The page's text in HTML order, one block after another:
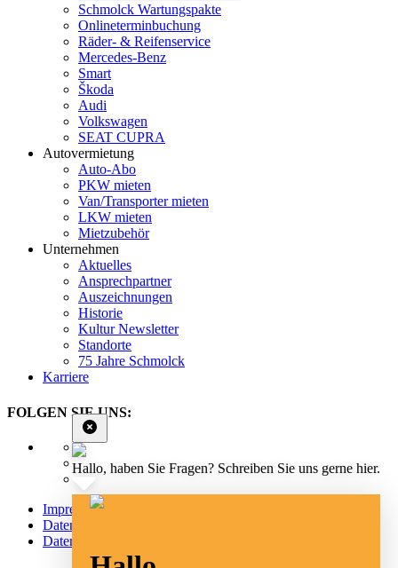
Schmolck Wartungspakte
Onlineterminbuchung
Räder- & Reifenservice
Mercedes-Benz
Smart
Škoda
Audi
Volkswagen
SEAT CUPRA
Autovermietung
Auto-Abo
PKW mieten
Van/Transporter mieten
LKW mieten
Mietzubehör
Unternehmen
Aktuelles
Ansprechpartner
Auszeichnungen
Historie
Kultur Newsletter
Standorte
75 Jahre Schmolck
Karriere
FOLGEN SIE UNS:
Impressum
Datenschutz
Datenschutz Social Media
Hallo, haben Sie Fragen? Schreiben Sie uns gerne hier.